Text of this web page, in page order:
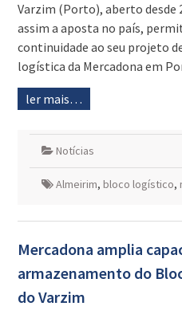
Varzim (Porto), aberto desde
assim a aposta no país,
continuidade ao seu projeto
logística da Mercadona em
ler mais…
Notícias
Almeirim, bloco logístico,
Mercadona amplia
armazenamento do
do Varzim